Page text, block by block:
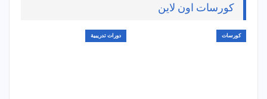
كورسات اون لاين
كورسات دورات تدريبية